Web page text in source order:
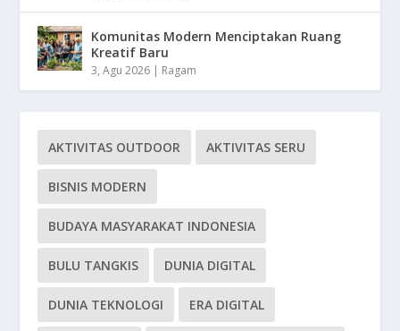
Komunitas Modern Menciptakan Ruang
Kreatif Baru
3, Agu 2026 | Ragam
AKTIVITAS OUTDOOR AKTIVITAS SERU
BISNIS MODERN
BUDAYA MASYARAKAT INDONESIA
BULU TANGKIS DUNIA DIGITAL
DUNIA TEKNOLOGI ERA DIGITAL